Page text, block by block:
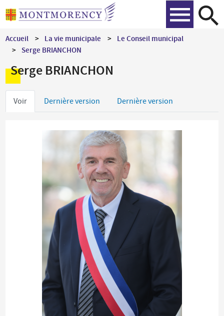
Aller
au
principal
Accueil La vie municipale
Le Conseil municipal
Serge BRIANCHON
Serge BRIANCHON
Onglets
Voir Dernière version Dernière version